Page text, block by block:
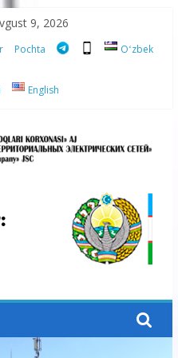
9, 2026
Pochta Oʻzbek
English